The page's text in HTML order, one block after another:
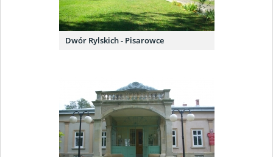
Dwór Rylskich - Pisarowce